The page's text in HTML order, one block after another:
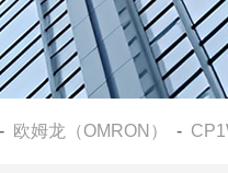
- 欧姆龙（OMRON） -